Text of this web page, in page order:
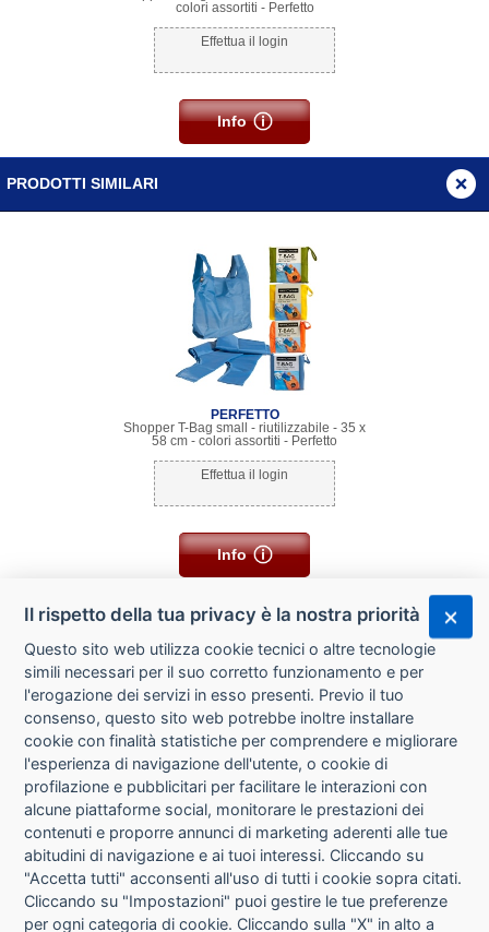
colori assortiti - Perfetto
Effettua il login
Info
PRODOTTI SIMILARI
PERFETTO
Shopper T-Bag small - riutilizzabile - 35 x
58 cm - colori assortiti - Perfetto
Effettua il login
Info
CHI SIAMO
CONTATTI
CONDIZIONI DI VENDITA
RICHIESTA RECESSO
Il rispetto della tua privacy è la nostra priorità
Questo sito web utilizza cookie tecnici o altre tecnologie
simili necessari per il suo corretto funzionamento e per
l'erogazione dei servizi in esso presenti. Previo il tuo
consenso, questo sito web potrebbe inoltre installare
cookie con finalità statistiche per comprendere e migliorare
l'esperienza di navigazione dell'utente, o cookie di
profilazione e pubblicitari per facilitare le interazioni con
alcune piattaforme social, monitorare le prestazioni dei
contenuti e proporre annunci di marketing aderenti alle tue
abitudini di navigazione e ai tuoi interessi. Cliccando su
"Accetta tutti" acconsenti all'uso di tutti i cookie sopra citati.
Cliccando su "Impostazioni" puoi gestire le tue preferenze
per ogni categoria di cookie. Cliccando sulla "X" in alto a